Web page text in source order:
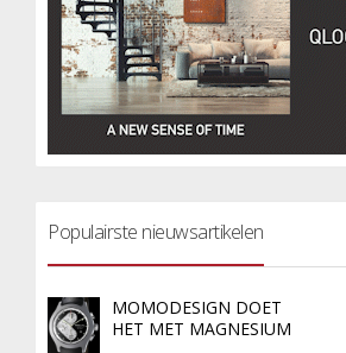
Populairste nieuwsartikelen
MOMODESIGN DOET
HET MET MAGNESIUM